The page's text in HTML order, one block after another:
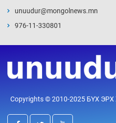
Уржигдар 13 цаг
Уржигдар 12 цаг
үйлчилж буй
Уржигдар 12 цаг
unuudur@mongolnews.mn
976-11-330801
Copyrights © 2010-2025 БҮХ